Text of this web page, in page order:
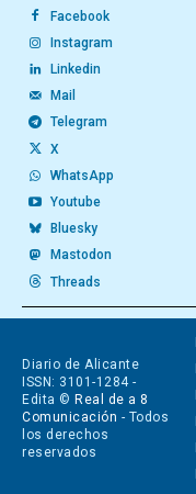
Facebook
Instagram
Linkedin
Mail
Telegram
X
WhatsApp
Youtube
Bluesky
Mastodon
Threads
Diario de Alicante
ISSN: 3101-1284 -
Edita © Real de a 8
Comunicación - Todos
los derechos
reservados